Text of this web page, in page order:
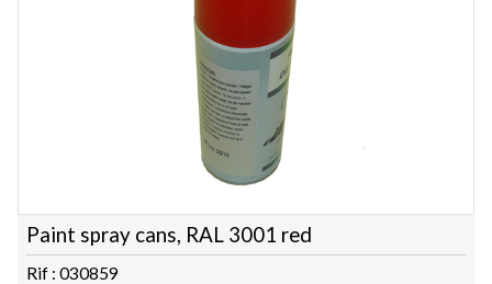
Paint spray cans, RAL 3001 red
Rif : 030859